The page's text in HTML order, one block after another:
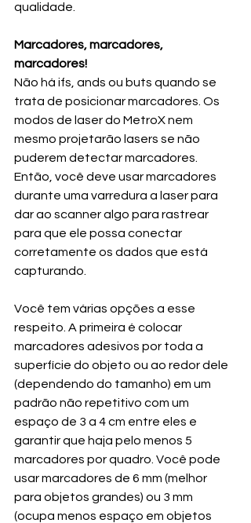
qualidade.
Marcadores, marcadores,
marcadores!
Não há ifs, ands ou buts quando se
trata de posicionar marcadores. Os
modos de laser do MetroX nem
mesmo projetarão lasers se não
puderem detectar marcadores.
Então, você deve usar marcadores
durante uma varredura a laser para
dar ao scanner algo para rastrear
para que ele possa conectar
corretamente os dados que está
capturando.
Você tem várias opções a esse
respeito. A primeira é colocar
marcadores adesivos por toda a
superfície do objeto ou ao redor dele
(dependendo do tamanho) em um
padrão não repetitivo com um
espaço de 3 a 4 cm entre eles e
garantir que haja pelo menos 5
marcadores por quadro. Você pode
usar marcadores de 6 mm (melhor
para objetos grandes) ou 3 mm
(ocupa menos espaço em objetos